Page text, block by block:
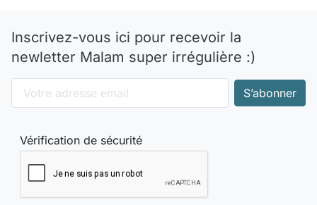
Inscrivez-vous ici pour recevoir la
newletter Malam super irrégulière :)
Vérification de sécurité